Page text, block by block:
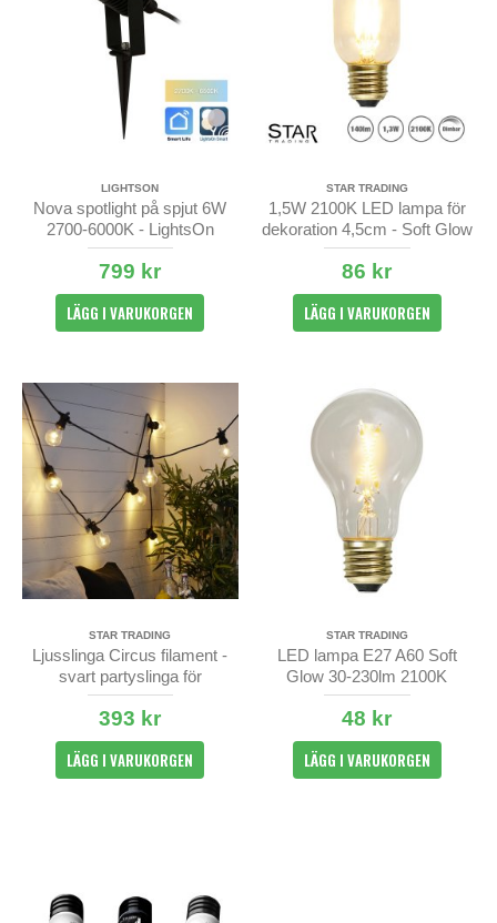
LIGHTSON
Nova spotlight på spjut 6W
2700-6000K - LightsOn
799 kr
LÄGG I VARUKORGEN
STAR TRADING
1,5W 2100K LED lampa för
dekoration 4,5cm - Soft Glow
- dimbar
86 kr
LÄGG I VARUKORGEN
STAR TRADING
Ljusslinga Circus filament -
svart partyslinga för
utomhusbruk med 10st
lampor
393 kr
LÄGG I VARUKORGEN
STAR TRADING
LED lampa E27 A60 Soft
Glow 30-230lm 2100K
48 kr
LÄGG I VARUKORGEN